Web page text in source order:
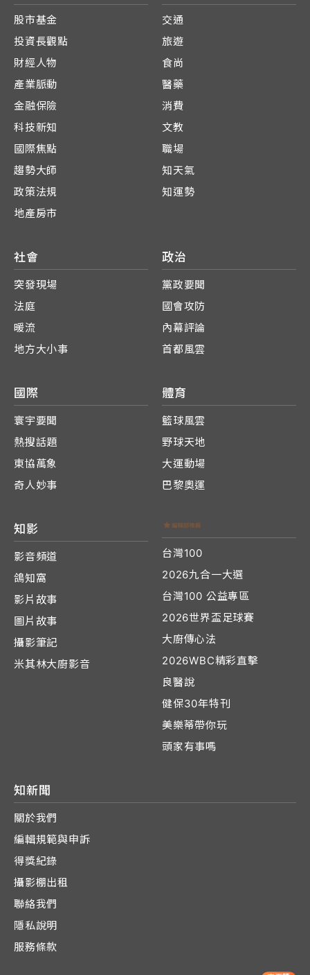
股市基金
投資長觀點
財經人物
產業脈動
金融保險
科技新知
國際焦點
趨勢大師
政策法規
地產房市
交通
旅遊
食尚
醫藥
消費
文教
職場
知天氣
知運勢
社會
突發現場
法庭
暖流
地方大小事
政治
黨政要聞
國會攻防
內幕評論
首都風雲
國際
寰宇要聞
熱搜話題
東協萬象
奇人妙事
體育
籃球風雲
野球天地
大運動場
巴黎奧運
知影
影音頻道
鴿知窩
影片故事
圖片故事
攝影筆記
米其林大廚影音
台灣100
2026九合一大選
台灣100 公益專區
2026世界盃足球賽
大廚傳心法
2026WBC精彩直擊
良醫說
健保30年特刊
美樂蒂帶你玩
頭家有事嗎
知新聞
關於我們
編輯規範與申訴
得獎紀錄
攝影棚出租
聯絡我們
隱私說明
服務條款